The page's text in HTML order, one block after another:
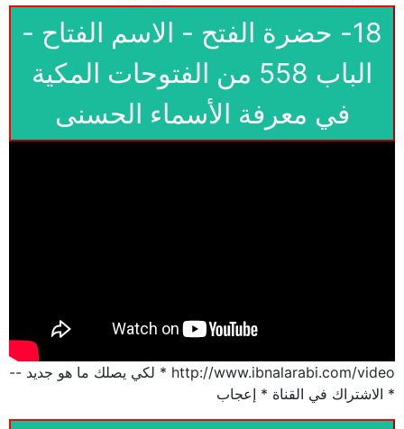
18- حضرة الفتح - الاسم الفتاح -
الباب 558 من الفتوحات المكية
في معرفة الأسماء الحسنى
http://www.ibnalarabi.com/video * لكي يصلك ما هو جديد --
* الاشتراك في القناة * إعجاب